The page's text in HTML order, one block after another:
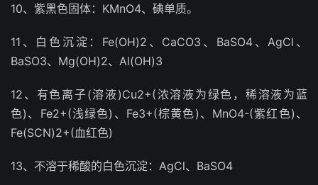
10、紫黑色固体：KMnO4、碘单质。
11、白色沉淀：Fe(OH)2、CaCO3、BaSO4、AgCl、
BaSO3、Mg(OH)2、Al(OH)3
12、有色离子(溶液)Cu2+(浓溶液为绿色，稀溶液为蓝
色)、Fe2+(浅绿色)、Fe3+(棕黄色)、MnO4-(紫红色)、
Fe(SCN)2+(血红色)
13、不溶于稀酸的白色沉淀：AgCl、BaSO4